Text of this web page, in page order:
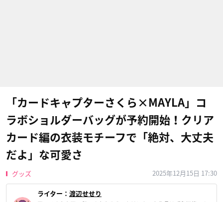
「カードキャプターさくら×MAYLA」コ
ラボショルダーバッグが予約開始！クリア
カード編の衣装モチーフで「絶対、大丈夫
だよ」な可愛さ
グッズ 2025年12月15日 17:30
ライター： 渡辺せせり